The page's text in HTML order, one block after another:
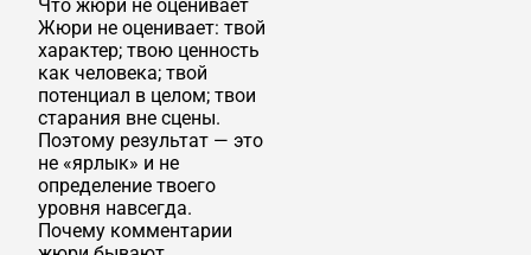
Что жюри не оценивает
Жюри не оценивает: твой
характер; твою ценность
как человека; твой
потенциал в целом; твои
старания вне сцены.
Поэтому результат — это
не «ярлык» и не
определение твоего
уровня навсегда.
Почему комментарии